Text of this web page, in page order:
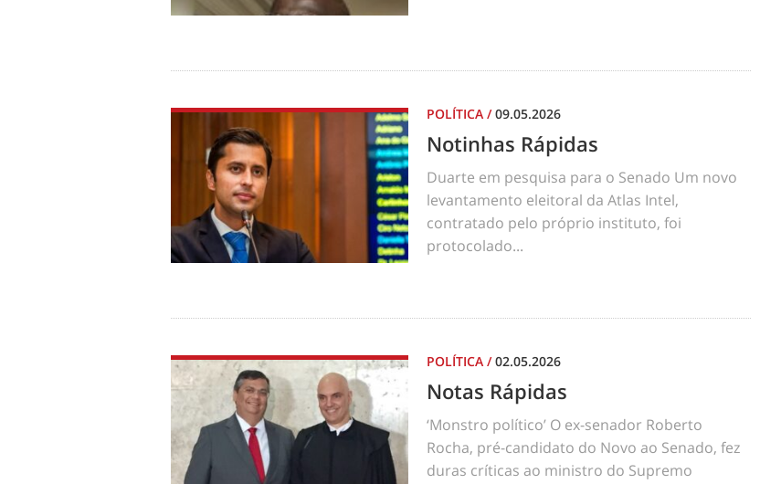
POLÍTICA /09.05.2026
Notinhas Rápidas
Duarte em pesquisa para o Senado Um novo
levantamento eleitoral da Atlas Intel,
contratado pelo próprio instituto, foi
protocolado...
POLÍTICA /02.05.2026
Notas Rápidas
‘Monstro político’ O ex-senador Roberto
Rocha, pré-candidato do Novo ao Senado, fez
duras críticas ao ministro do Supremo